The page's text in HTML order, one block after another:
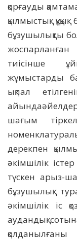
қорғауды
қылмыстық
бұзушылықты
жоспарланған
тиісінше
жұмыстарды
ықпал
шағым
дерекпен
әкімшілік
түскен арыз-
бұзушылық
әкімшілік іс
аудандық
қолданылғаны